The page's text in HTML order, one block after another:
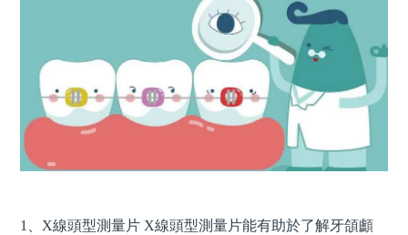
1、X線頭型測量片 X線頭型測量片能有助於了解牙頜顱